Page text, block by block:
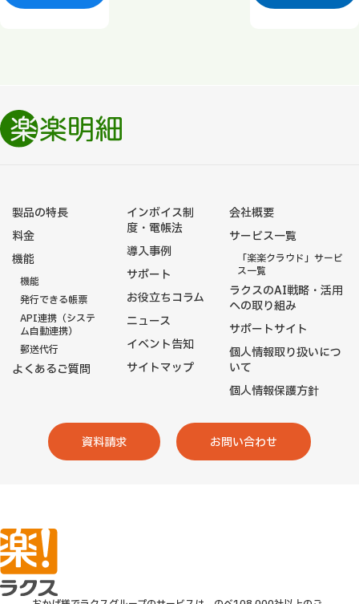
製品の特長
料金
機能
機能
発行できる帳票
API連携（システ
ム自動連携）
郵送代行
よくあるご質問
インボイス制
度・電帳法
導入事例
サポート
お役立ちコラム
ニュース
イベント告知
サイトマップ
会社概要
サービス一覧
「楽楽クラウド」サービ
ス一覧
ラクスのAI戦略・活用
への取り組み
サポートサイト
個人情報取り扱いにつ
いて
個人情報保護方針
資料請求 お問い合わせ